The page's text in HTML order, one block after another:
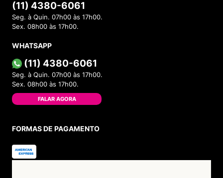
(11) 4380-6061
Seg. à Quin. 07h00 às 17h00.
Sex. 08h00 às 17h00.
WHATSAPP
(11) 4380-6061
Seg. à Quin. 07h00 às 17h00.
Sex. 08h00 às 17h00.
FALAR AGORA
FORMAS DE PAGAMENTO